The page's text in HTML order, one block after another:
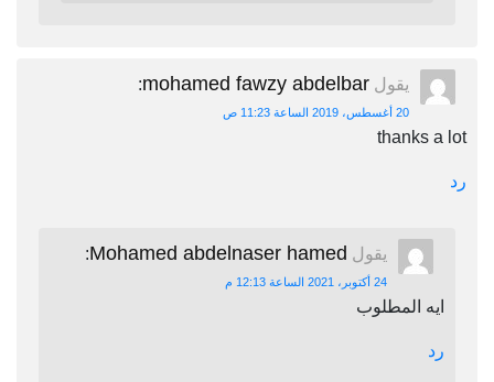
يقول mohamed fawzy abdelbar
:
20 أغسطس، 2019 الساعة 11:23 ص
thanks a lot
رد
يقول Mohamed abdelnaser hamed
:
24 أكتوبر، 2021 الساعة 12:13 م
ايه المطلوب
رد